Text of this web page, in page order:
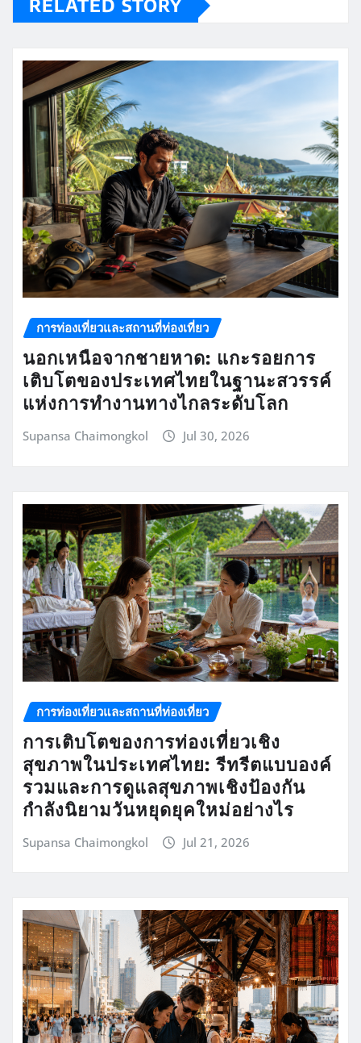
RELATED STORY
การท่องเที่ยวและสถานที่ท่องเที่ยว
นอกเหนือจากชายหาด: แกะรอยการ
เติบโตของประเทศไทยในฐานะสวรรค์
แห่งการทำงานทางไกลระดับโลก
Supansa Chaimongkol Jul 30, 2026
การท่องเที่ยวและสถานที่ท่องเที่ยว
การเติบโตของการท่องเที่ยวเชิง
สุขภาพในประเทศไทย: รีทรีตแบบองค์
รวมและการดูแลสุขภาพเชิงป้องกัน
กำลังนิยามวันหยุดยุคใหม่อย่างไร
Supansa Chaimongkol Jul 21, 2026